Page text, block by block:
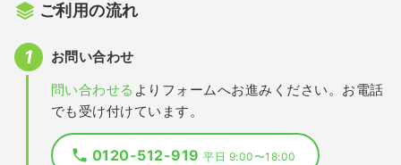
ご利用の流れ
お問い合わせ
問い合わせる よりフォームへお進みください。お電話
でも受け付けています。
0120-512-919平日 9:00〜18:00